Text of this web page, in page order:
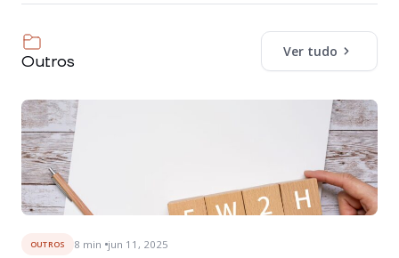
Outros
Ver tudo
OUTROS 8 min jun 11, 2025